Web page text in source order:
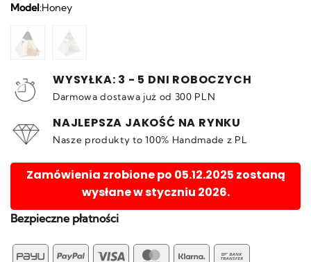
Model :Honey
WYSYŁKA: 3 - 5 DNI ROBOCZYCH
Darmowa dostawa już od 300 PLN
NAJLEPSZA JAKOŚĆ NA RYNKU
Nasze produkty to 100% Handmade z PL
Zamówienia zrobione po 05.12.2025 zostaną
wysłane w styczniu 2026.
Bezpieczne płatności
PayU PayPal Visa MasterCardKlarna